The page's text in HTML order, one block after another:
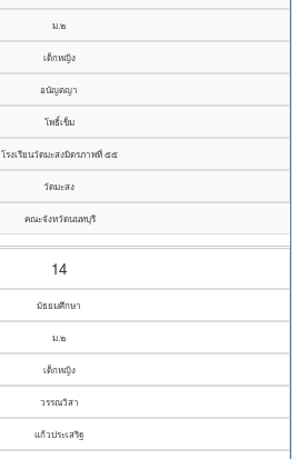
ม.๒
เด็กหญิง
อนัญตญา
โพธิ์เข็ม
โรงเรียนวัดมะสงมิตรภาพที่ ๕๕
วัดมะสง
คณะจังหวัดนนทบุรี
14
มัธยมศึกษา
ม.๒
เด็กหญิง
วรรณวิสา
แก้วประเสริฐ